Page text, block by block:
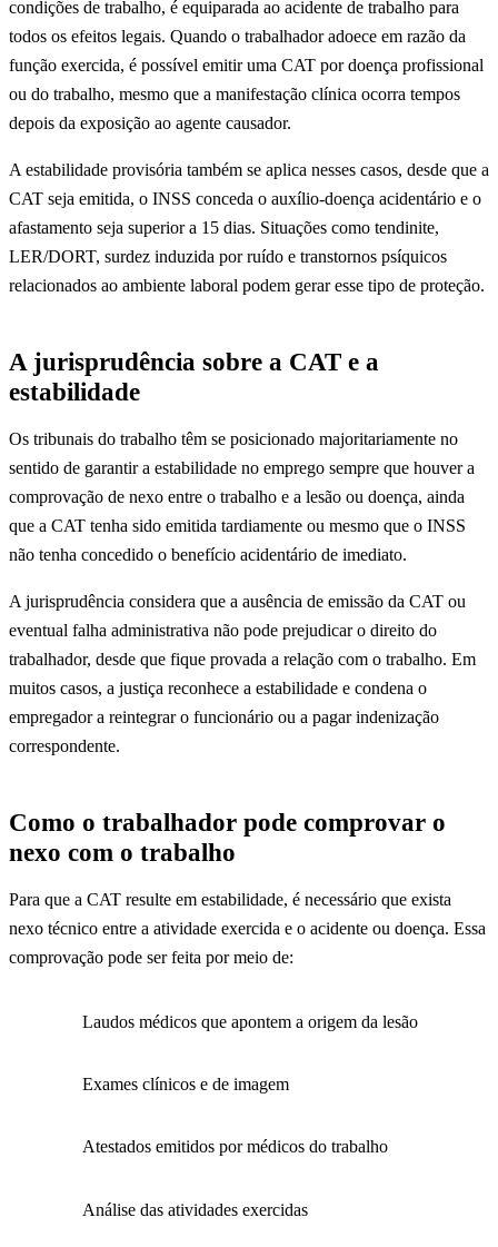
condições de trabalho, é equiparada ao acidente de trabalho para
todos os efeitos legais. Quando o trabalhador adoece em razão da
função exercida, é possível emitir uma CAT por doença profissional
ou do trabalho, mesmo que a manifestação clínica ocorra tempos
depois da exposição ao agente causador.
A estabilidade provisória também se aplica nesses casos, desde que a
CAT seja emitida, o INSS conceda o auxílio-doença acidentário e o
afastamento seja superior a 15 dias. Situações como tendinite,
LER/DORT, surdez induzida por ruído e transtornos psíquicos
relacionados ao ambiente laboral podem gerar esse tipo de proteção.
A jurisprudência sobre a CAT e a
estabilidade
Os tribunais do trabalho têm se posicionado majoritariamente no
sentido de garantir a estabilidade no emprego sempre que houver a
comprovação de nexo entre o trabalho e a lesão ou doença, ainda
que a CAT tenha sido emitida tardiamente ou mesmo que o INSS
não tenha concedido o benefício acidentário de imediato.
A jurisprudência considera que a ausência de emissão da CAT ou
eventual falha administrativa não pode prejudicar o direito do
trabalhador, desde que fique provada a relação com o trabalho. Em
muitos casos, a justiça reconhece a estabilidade e condena o
empregador a reintegrar o funcionário ou a pagar indenização
correspondente.
Como o trabalhador pode comprovar o
nexo com o trabalho
Para que a CAT resulte em estabilidade, é necessário que exista
nexo técnico entre a atividade exercida e o acidente ou doença. Essa
comprovação pode ser feita por meio de:
Laudos médicos que apontem a origem da lesão
Exames clínicos e de imagem
Atestados emitidos por médicos do trabalho
Análise das atividades exercidas